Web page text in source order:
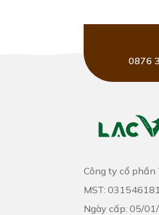
0876
Công ty cổ
MST:
Ngày cấp: 05/